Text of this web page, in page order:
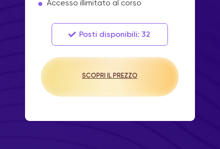
SCOPRI IL PREZZO
Accesso illimitato al corso
Posti disponibili: 32